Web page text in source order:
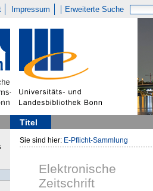
Impressum Erweiterte Suche
Titel
Sie sind hier: E-Pflicht-Sammlung
Elektronische
Zeitschrift